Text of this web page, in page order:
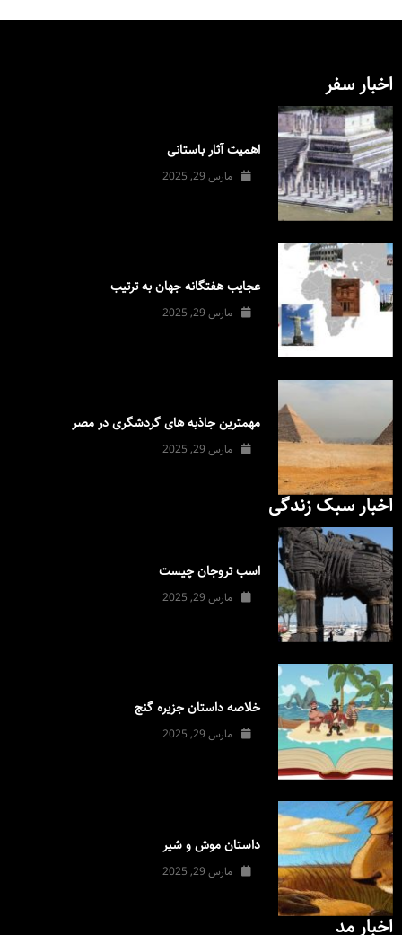
اخبار سفر
اهمیت آثار باستانی
مارس 29, 2025
عجایب هفتگانه جهان به ترتیب
مارس 29, 2025
مهمترین جاذبه های گردشگری در مصر
مارس 29, 2025
اخبار سبک زندگی
اسب تروجان چیست
مارس 29, 2025
خلاصه داستان جزیره گنج
مارس 29, 2025
داستان موش و شیر
مارس 29, 2025
اخبار مد